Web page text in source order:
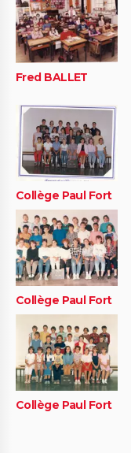
Fred BALLET
Collège Paul Fort
Collège Paul Fort
Collège Paul Fort